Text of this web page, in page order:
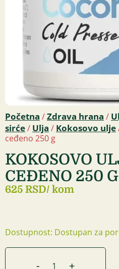
Početna /Zdrava hrana /
sirće/ Ulja / Kokosovo ulje
ceđeno 250 g
KOKOSOVO
CEĐENO 250 G
625 RSD/ kom
Dostupnost: Dostupan za
- +